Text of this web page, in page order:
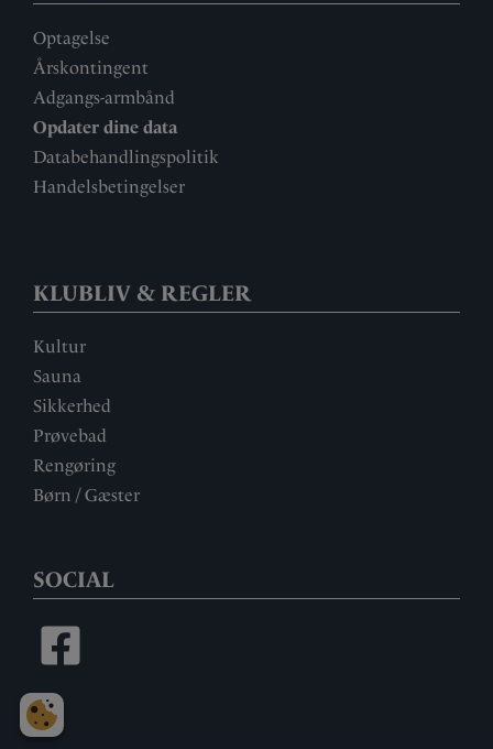
Optagelse
Årskontingent
Adgangs-armbånd
Opdater dine data
Databehandlingspolitik
Handelsbetingelser
KLUBLIV & REGLER
Kultur
Sauna
Sikkerhed
Prøvebad
Rengøring
Børn / Gæster
SOCIAL